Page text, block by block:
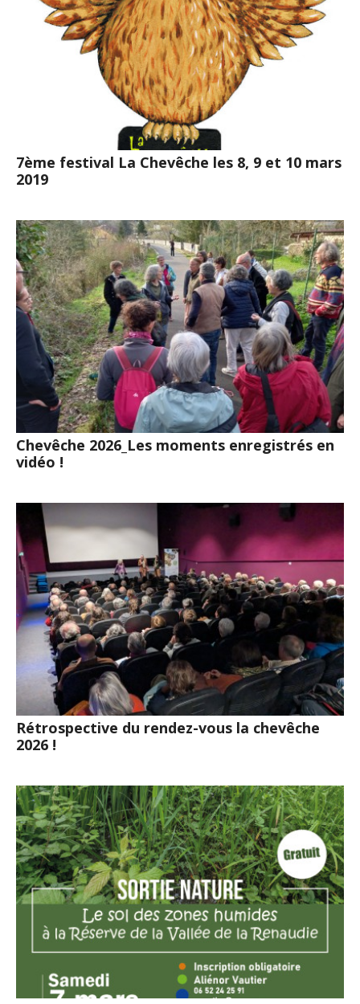
7ème festival La Chevêche les 8, 9 et 10 mars
2019
Chevêche 2026_Les moments enregistrés en
vidéo !
Rétrospective du rendez-vous la chevêche
2026 !